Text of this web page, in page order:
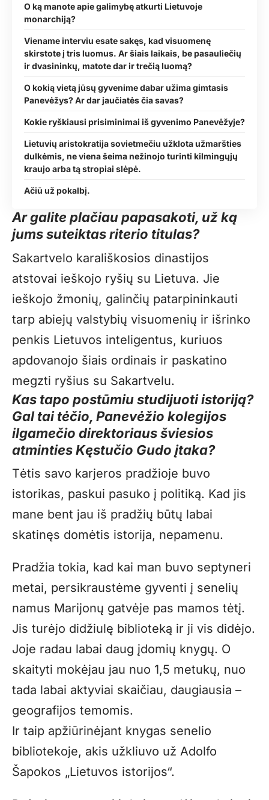
O ką manote apie galimybę atkurti Lietuvoje
monarchiją?
Viename interviu esate sakęs, kad visuomenę
skirstote į tris luomus. Ar šiais laikais, be pasauliečių
ir dvasininkų, matote dar ir trečią luomą?
O kokią vietą jūsų gyvenime dabar užima gimtasis
Panevėžys? Ar dar jaučiatės čia savas?
Kokie ryškiausi prisiminimai iš gyvenimo Panevėžyje?
Lietuvių aristokratija sovietmečiu užklota užmaršties
dulkėmis, ne viena šeima nežinojo turinti kilmingųjų
kraujo arba tą stropiai slėpė.
Ačiū už pokalbį.
Ar galite plačiau papasakoti, už ką
jums suteiktas riterio titulas?
Sakartvelo karališkosios dinastijos
atstovai ieškojo ryšių su Lietuva. Jie
ieškojo žmonių, galinčių patarpininkauti
tarp abiejų valstybių visuomenių ir išrinko
penkis Lietuvos inteligentus, kuriuos
apdovanojo šiais ordinais ir paskatino
megzti ryšius su Sakartvelu.
Kas tapo postūmiu studijuoti istoriją?
Gal tai tėčio, Panevėžio kolegijos
ilgamečio direktoriaus šviesios
atminties Kęstučio Gudo įtaka?
Tėtis savo karjeros pradžioje buvo
istorikas, paskui pasuko į politiką. Kad jis
mane bent jau iš pradžių būtų labai
skatinęs domėtis istorija, nepamenu.
Pradžia tokia, kad kai man buvo septyneri
metai, persikraustėme gyventi į senelių
namus Marijonų gatvėje pas mamos tėtį.
Jis turėjo didžiulę biblioteką ir ji vis didėjo.
Joje radau labai daug įdomių knygų. O
skaityti mokėjau jau nuo 1,5 metukų, nuo
tada labai aktyviai skaičiau, daugiausia –
geografijos temomis.
Ir taip apžiūrinėjant knygas senelio
bibliotekoje, akis užkliuvo už Adolfo
Šapokos „Lietuvos istorijos“.